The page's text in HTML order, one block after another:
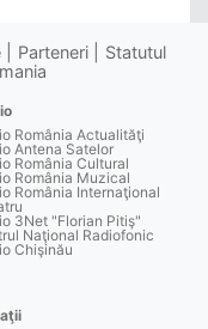
Parteneri
Statutul
România Actualităţi
Antena Satelor
România Cultural
România Muzical
România Internaţional
3Net "Florian Pitiş"
Naţional Radiofonic
Chişinău